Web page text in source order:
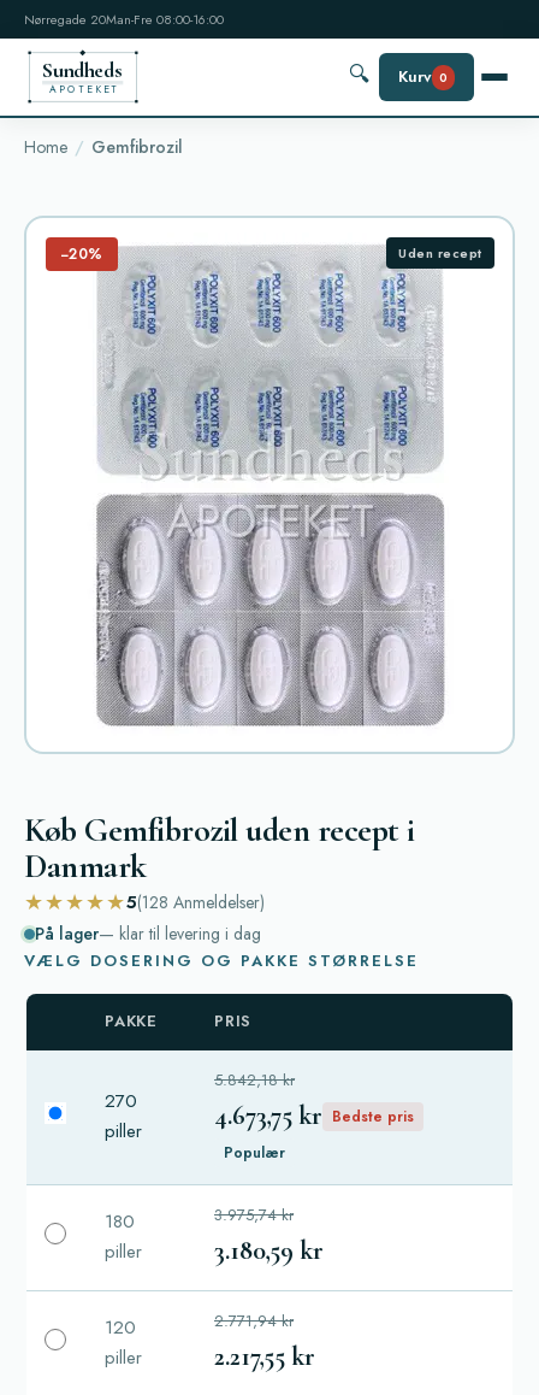
Nørregade 20Man-Fre 08:00-16:00
Sundheds
APOTEKET
🔍 Kurv 0
Home Gemfibrozil
−20% Uden recept
Køb Gemfibrozil uden recept i
Danmark
★★★★★5(128 Anmeldelser)
På lager— klar til levering i dag
VÆLG DOSERING OG PAKKE STØRRELSE
PAKKE PRIS
270
piller
5.842,18 kr
4.673,75 kr Bedste pris
Populær
180
piller
3.975,74 kr
3.180,59 kr
120
piller
2.771,94 kr
2.217,55 kr